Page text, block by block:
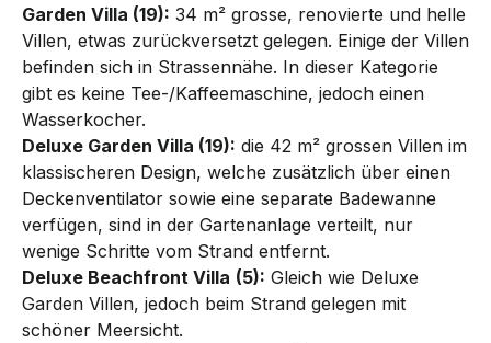
Garden Villa (19): 34 m² grosse, renovierte und helle
Villen, etwas zurückversetzt gelegen. Einige der Villen
befinden sich in Strassennähe. In dieser Kategorie
gibt es keine Tee-/Kaffeemaschine, jedoch einen
Wasserkocher.
Deluxe Garden Villa (19): die 42 m² grossen Villen im
klassischeren Design, welche zusätzlich über einen
Deckenventilator sowie eine separate Badewanne
verfügen, sind in der Gartenanlage verteilt, nur
wenige Schritte vom Strand entfernt.
Deluxe Beachfront Villa (5): Gleich wie Deluxe
Garden Villen, jedoch beim Strand gelegen mit
schöner Meersicht.